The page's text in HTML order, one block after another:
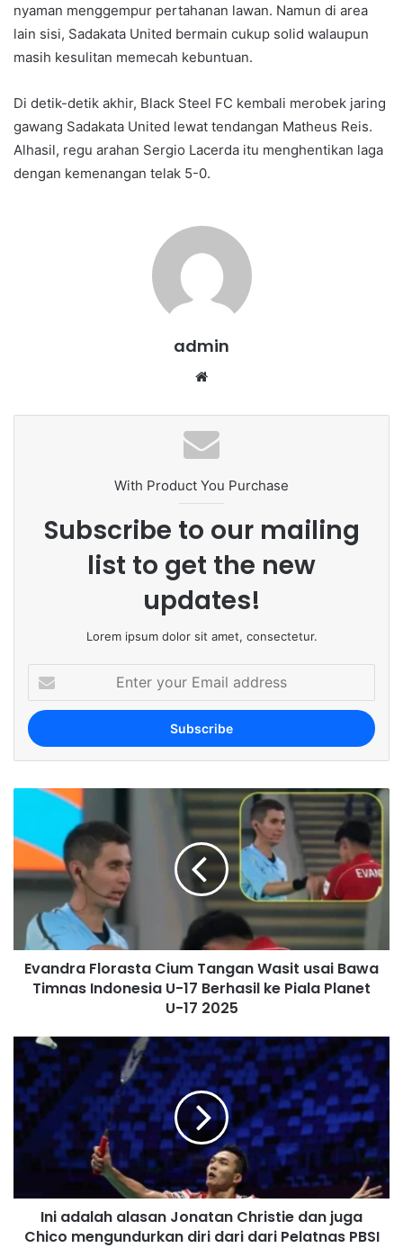
nyaman menggempur pertahanan lawan. Namun di area
lain sisi, Sadakata United bermain cukup solid walaupun
masih kesulitan memecah kebuntuan.
Di detik-detik akhir, Black Steel FC kembali merobek jaring
gawang Sadakata United lewat tendangan Matheus Reis.
Alhasil, regu arahan Sergio Lacerda itu menghentikan laga
dengan kemenangan telak 5-0.
admin
te
With Product You Purchase
Subscribe to our mailing
list to get the new
updates!
Lorem ipsum dolor sit amet, consectetur.
e
o
E
a
l
d
Evandra Florasta Cium Tangan Wasit usai Bawa
Timnas Indonesia U-17 Berhasil ke Piala Planet
U-17 2025
Ini adalah alasan Jonatan Christie dan juga
Chico mengundurkan diri dari dari Pelatnas PBSI